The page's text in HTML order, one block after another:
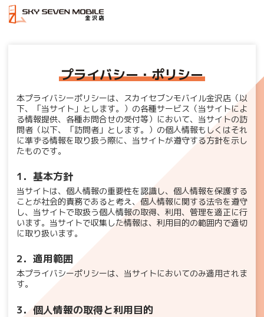
プライバシー・ポリシー
本プライバシーポリシーは、スカイセブンモバイル金沢店（以
下、「当サイト」とします。）の各種サービス（当サイトによ
る情報提供、各種お問合せの受付等）において、当サイトの訪
問者（以下、「訪問者」とします。）の個人情報もしくはそれ
に準ずる情報を取り扱う際に、当サイトが遵守する方針を示し
たものです。
1．基本方針
当サイトは、個人情報の重要性を認識し、個人情報を保護する
ことが社会的責務であると考え、個人情報に関する法令を遵守
し、当サイトで取扱う個人情報の取得、利用、管理を適正に行
います。当サイトで収集した情報は、利用目的の範囲内で適切
に取り扱います。
2．適用範囲
本プライバシーポリシーは、当サイトにおいてのみ適用されま
す。
3．個人情報の取得と利用目的